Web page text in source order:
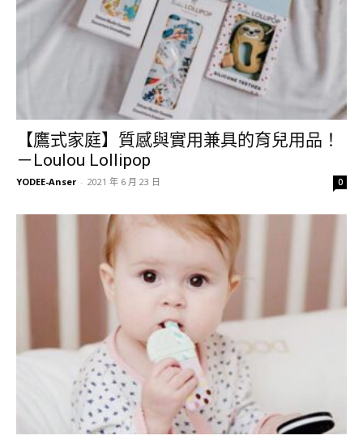
【鷹式家庭】質感與實用兼具的育兒用品！
－Loulou Lollipop
YODEE-Anser - 2021 年 6 月 23 日 0